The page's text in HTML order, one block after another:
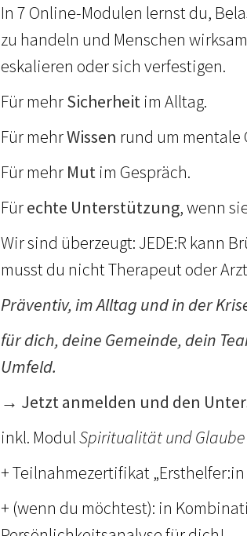
In 7 Online-Modulen lernst du,
zu handeln und Menschen
eskalieren oder sich verfestigen.
Für mehrSicherheit im Alltag.
Für mehrWissen rund um mentale
Für mehr Mut im Gespräch.
Fürechte Unterstützung, wenn
Wir sind überzeugt: JEDE:R kann
musst du nicht Therapeut oder
Präventiv, im Alltag und in der
für dich, deine Gemeinde, dein
Umfeld.
→ Jetzt anmelden und den
inkl. ModulSpiritualität und
+ Teilnahmezertifikat
+ (wenn du möchtest): in